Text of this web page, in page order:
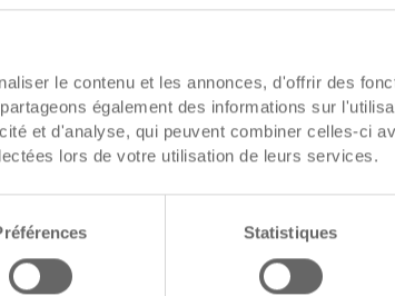
le contenu et les annonces, d'offrir des
également des informations sur
et d'analyse, qui peuvent combiner celles-ci
lors de votre utilisation de leurs services.
Statistiques
33-1208I-01-00-01 R.P7010
à partir de 15 unités
No.